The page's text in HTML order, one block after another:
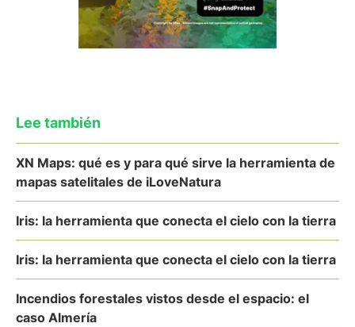
Lee también
XN Maps: qué es y para qué sirve la herramienta de
mapas satelitales de iLoveNatura
Iris: la herramienta que conecta el cielo con la tierra
Iris: la herramienta que conecta el cielo con la tierra
Incendios forestales vistos desde el espacio: el
caso Almería